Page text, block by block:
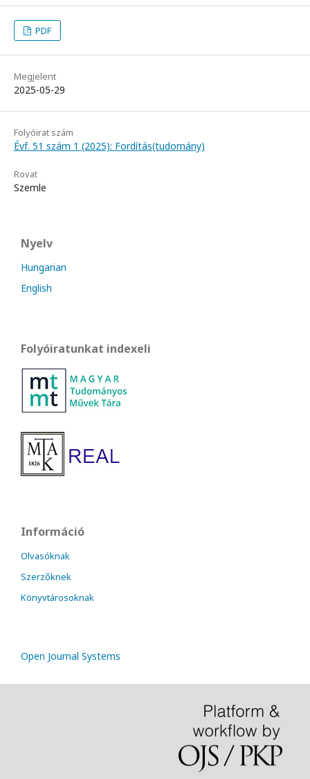
PDF
Megjelent
2025-05-29
Folyóirat szám
Évf. 51 szám 1 (2025): Fordítás(tudomány)
Rovat
Szemle
Nyelv
Hungarian
English
Folyóiratunkat indexeli
Információ
Olvasóknak
Szerzőknek
Könyvtárosoknak
Open Journal Systems